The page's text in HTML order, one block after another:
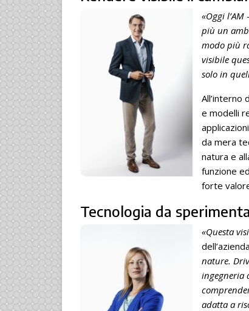
«Oggi l’AM
più un
modo più
visibile
solo in
All’interno
e modelli
da mera
natura e
funzione
forte
Tecnologia da
«Questa
nature.
ingegneria
adatta a